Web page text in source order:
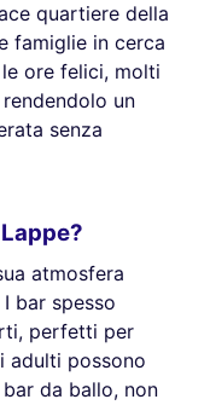
quartiere della
famiglie in cerca
ore felici, molti
un
senza
atmosfera
bar spesso
perfetti per
adulti possono
da ballo, non